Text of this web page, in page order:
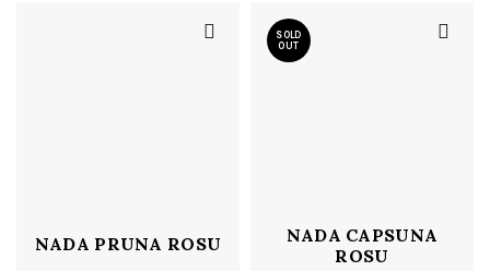
NADA PRUNA ROSU
SOLD
OUT
NADA CAPSUNA
ROSU